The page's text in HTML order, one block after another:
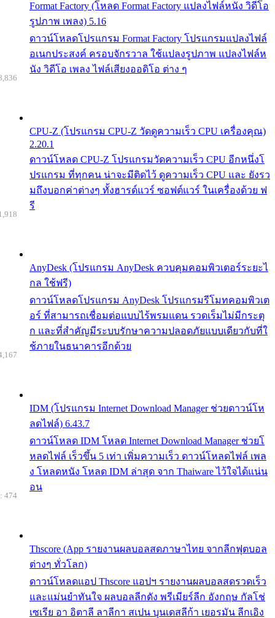
Format Factory (โหลด Format Factory แปลงไฟล์หนัง วิดีโอ
รูปภาพ เพลง) 5.16
ดาวน์โหลดโปรแกรม Format Factory โปรแกรมแปลงไฟล์
อเนกประสงค์ ครอบจักรวาล ใช้แปลงรูปภาพ แปลงไฟล์ห
นัง วิดีโอ เพลง ไฟล์เสียงออดิโอ ต่าง ๆ
CPU-Z (โปรแกรม CPU-Z วัดดูความเร็ว CPU เครื่องคุณ)
2.20.1
ดาวน์โหลด CPU-Z โปรแกรมวัดความเร็ว CPU อีกหนึ่งโ
ปรแกรม ที่ทุกคน น่าจะมีติดไว้ ดูความเร็ว CPU และ ยังรว
มถึงบอกค่าต่างๆ ทั้งฮารด์แวร์ ซอฟต์แวร์ ในเครื่องด้วย ฟ
รี
AnyDesk (โปรแกรม AnyDesk ควบคุมคอมพิวเตอร์ระยะไ
กล ใช้ฟรี)
ดาวน์โหลดโปรแกรม AnyDesk โปรแกรมรีโมทคอมพิวเต
อร์ ที่สามารถเชื่อมต่อแบบไร้พรมแดน รวดเร็มไม่มีกระตุ
ก และที่สำคัญมีระบบรักษาความปลอดภัยแบบเดียวกับที่ใ
ช้ภายในธนาคารอีกด้วย
IDM (โปรแกรม Internet Download Manager ช่วยดาวน์โห
ลดไฟล์) 6.43.7
ดาวน์โหลด IDM โหลด Internet Download Manager ช่วยโ
หลดไฟล์ เร็วขึ้น 5 เท่า เพิ่มความเร็ว ดาวน์โหลดไฟล์ เพล
ง โหลดหนัง โหลด IDM ล่าสุด จาก Thaiware ไว้ใจได้แน่น
อน
Thscore (App รายงานผลบอลสดภาษาไทย จากลีกฟุตบอล
ต่างๆ ทั่วโลก)
ดาวน์โหลดแอป Thscore แอปฯ รายงานผลบอลสดรวดเร็ว
และแม่นยำทันใจ ผลบอลลีกดัง พรีเมียร์ลีก อังกฤษ กัลโช่
เซเรีย อา อิตาลี ลาลีกา สเปน บุนเดสลีก้า เยอรมัน ลีกเอิง
474